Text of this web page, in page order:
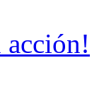
acción!